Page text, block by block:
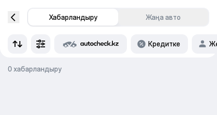
Хабарландыру Жаңа авто
Кредитке
0 хабарландыру